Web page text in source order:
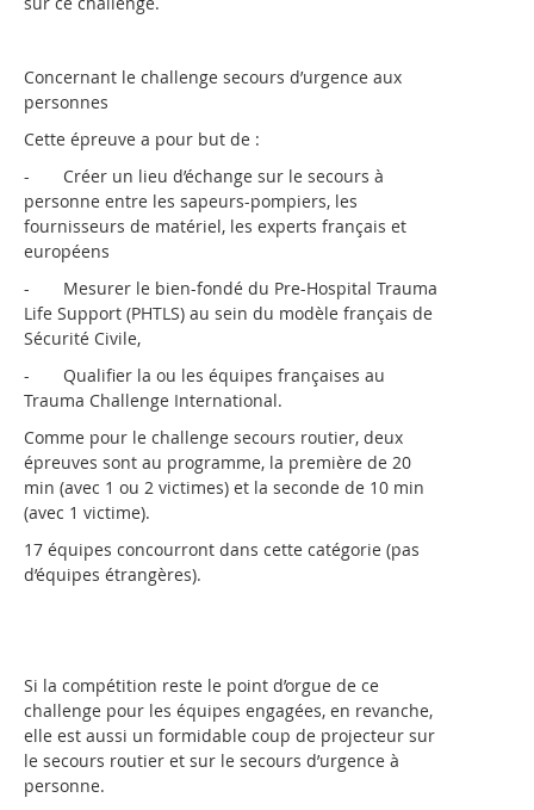
Concernant le challenge secours d’urgence aux
personnes
Cette épreuve a pour but de :
- Créer un lieu d’échange sur le secours à
personne entre les sapeurs-pompiers, les
fournisseurs de matériel, les experts français et
européens
- Mesurer le bien-fondé du Pre-Hospital Trauma
Life Support (PHTLS) au sein du modèle français de
Sécurité Civile,
- Qualifier la ou les équipes françaises au
Trauma Challenge International.
Comme pour le challenge secours routier, deux
épreuves sont au programme, la première de 20
min (avec 1 ou 2 victimes) et la seconde de 10 min
(avec 1 victime).
17 équipes concourront dans cette catégorie (pas
d’équipes étrangères).
Si la compétition reste le point d’orgue de ce
challenge pour les équipes engagées, en revanche,
elle est aussi un formidable coup de projecteur sur
le secours routier et sur le secours d’urgence à
personne.